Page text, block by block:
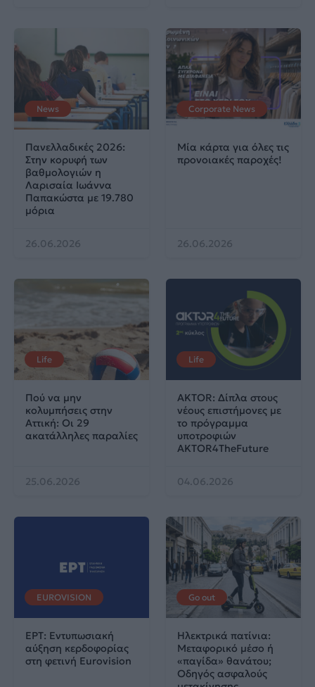
News
Πανελλαδικές 2026:
Στην κορυφή των
βαθμολογιών η
Λαρισαία Ιωάννα
Παπακώστα με 19.780
μόρια
26.06.2026
Corporate News
Μία κάρτα για όλες τις
προνοιακές παροχές!
26.06.2026
Life
Πού να μην
κολυμπήσεις στην
Αττική: Οι 29
ακατάλληλες παραλίες
25.06.2026
Life
AKTOR: Δίπλα στους
νέους επιστήμονες με
το πρόγραμμα
υποτροφιών
AKTOR4TheFuture
04.06.2026
EUROVISION
ΕΡΤ: Εντυπωσιακή
αύξηση κερδοφορίας
στη φετινή Eurovision
Go out
Ηλεκτρικά πατίνια:
Μεταφορικό μέσο ή
«παγίδα» θανάτου;
Οδηγός ασφαλούς